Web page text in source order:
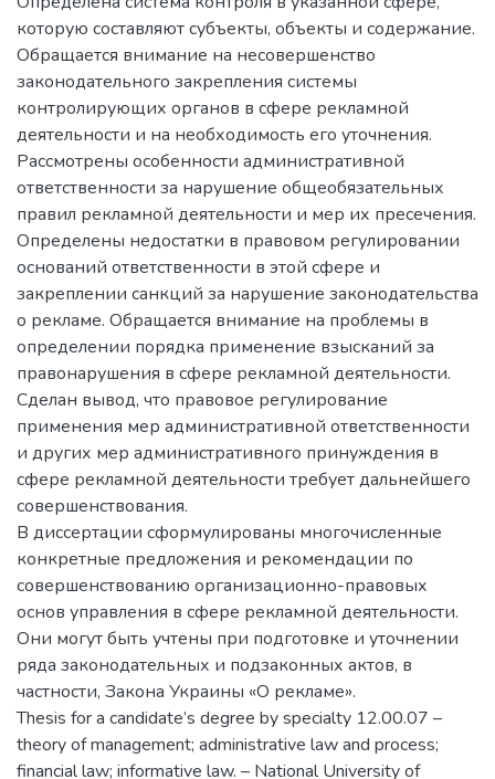
которую составляют субъекты, объекты и содержание.
Обращается внимание на несовершенство
законодательного закрепления системы
контролирующих органов в сфере рекламной
деятельности и на необходимость его уточнения.
Рассмотрены особенности административной
ответственности за нарушение общеобязательных
правил рекламной деятельности и мер их пресечения.
Определены недостатки в правовом регулировании
оснований ответственности в этой сфере и
закреплении санкций за нарушение законодательства
о рекламе. Обращается внимание на проблемы в
определении порядка применение взысканий за
правонарушения в сфере рекламной деятельности.
Сделан вывод, что правовое регулирование
применения мер административной ответственности
и других мер административного принуждения в
сфере рекламной деятельности требует дальнейшего
совершенствования.
В диссертации сформулированы многочисленные
конкретные предложения и рекомендации по
совершенствованию организационно-правовых
основ управления в сфере рекламной деятельности.
Они могут быть учтены при подготовке и уточнении
ряда законодательных и подзаконных актов, в
частности, Закона Украины «О рекламе».
Thesis for a candidate’s degree by specialty 12.00.07 –
theory of management; administrative law and process;
financial law; informative law. – National University of